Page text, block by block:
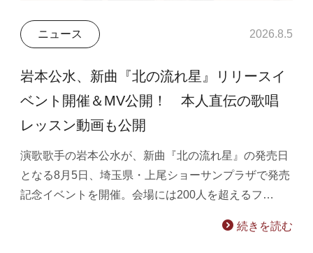
ニュース 2026.8.5
岩本公水、新曲『北の流れ星』リリースイ
ベント開催＆MV公開！ 本人直伝の歌唱
レッスン動画も公開
演歌歌手の岩本公水が、新曲『北の流れ星』の発売日
となる8月5日、埼玉県・上尾ショーサンプラザで発売
記念イベントを開催。会場には200人を超えるフ…
続きを読む